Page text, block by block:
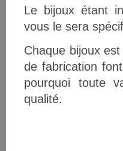
Le bijoux étant
vous le sera
Chaque bijoux
de fabrication
pourquoi toute
qualité.